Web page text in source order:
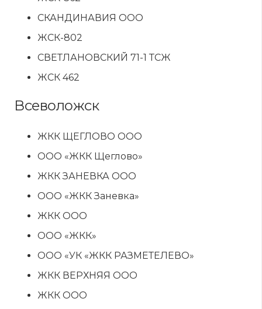
СКАНДИНАВИЯ ООО
ЖСК-802
СВЕТЛАНОВСКИЙ 71-1 ТСЖ
ЖСК 462
Всеволожск
ЖКК ЩЕГЛОВО ООО
ООО «ЖКК Щеглово»
ЖКК ЗАНЕВКА ООО
ООО «ЖКК Заневка»
ЖКК ООО
ООО «ЖКК»
ООО «УК «ЖКК РАЗМЕТЕЛЕВО»
ЖКК ВЕРХНЯЯ ООО
ЖКК ООО